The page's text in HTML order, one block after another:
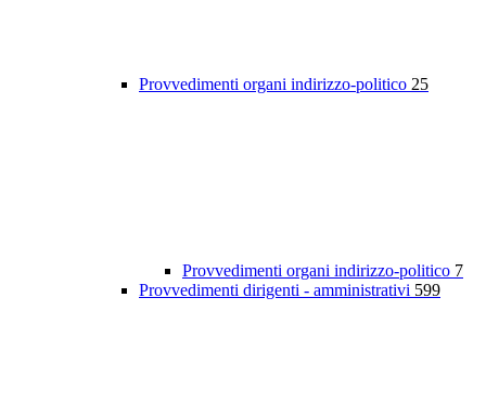
Provvedimenti organi indirizzo-politico 25
Provvedimenti organi indirizzo-politico 7
Provvedimenti dirigenti - amministrativi 599